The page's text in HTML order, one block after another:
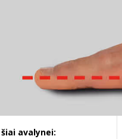
avalynei: